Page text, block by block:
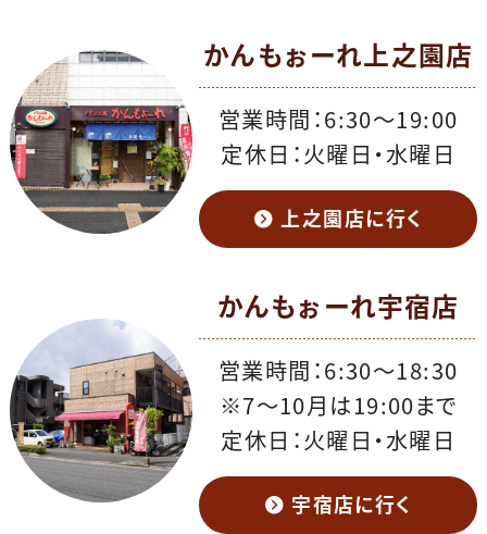
かんもぉーれ上之園店
営業時間：6:30〜19:00
定休日：火曜日・水曜日
上之園店に行く
かんもぉーれ宇宿店
営業時間：6:30～18:30
※7～10月は19:00まで
定休日：火曜日・水曜日
宇宿店に行く